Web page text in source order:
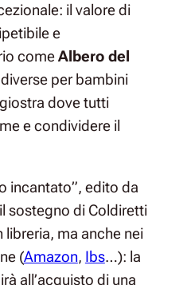
il valore di
e
comeAlbero del
per bambini
dove tutti
e condividere il
incantato”, edito da
sostegno di Coldiretti
libreria, ma anche nei
(Amazon, Ibs…): la
all’acquisto di una